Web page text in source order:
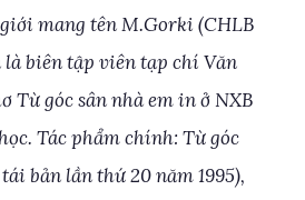
mang tên M.Gorki (CHLB
biên tập viên tạp chí Văn
Từ góc sân nhà em in ở NXB
Tác phẩm chính: Từ góc
bản lần thứ 20 năm 1995),